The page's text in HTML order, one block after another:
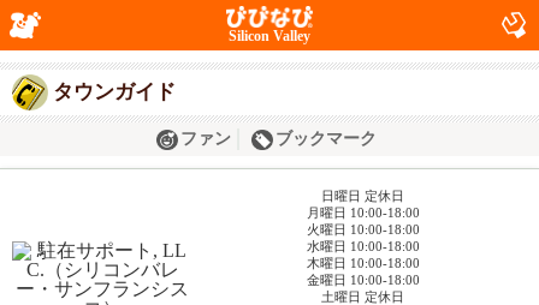
Silicon Valley
タウンガイド
ファン ブックマーク
日曜日 定休日
月曜日 10:00-18:00
火曜日 10:00-18:00
水曜日 10:00-18:00
木曜日 10:00-18:00
金曜日 10:00-18:00
土曜日 定休日